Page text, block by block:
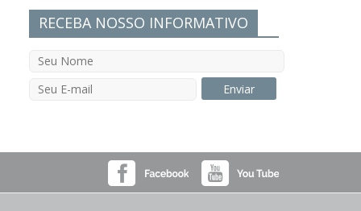
RECEBA NOSSO INFORMATIVO